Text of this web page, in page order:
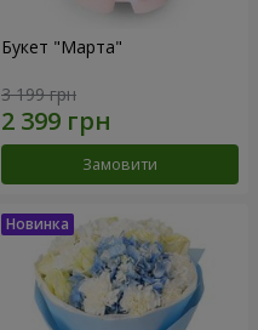
Букет "Марта"
3 199 грн
Замовити